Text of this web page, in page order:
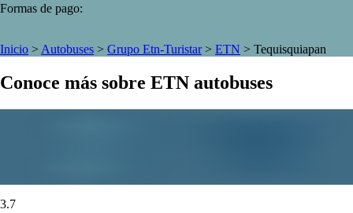
Formas de pago:
Inicio > Autobuses > Grupo Etn-Turistar> ETN > Tequisquiapan
Conoce más sobre ETN autobuses
3.7